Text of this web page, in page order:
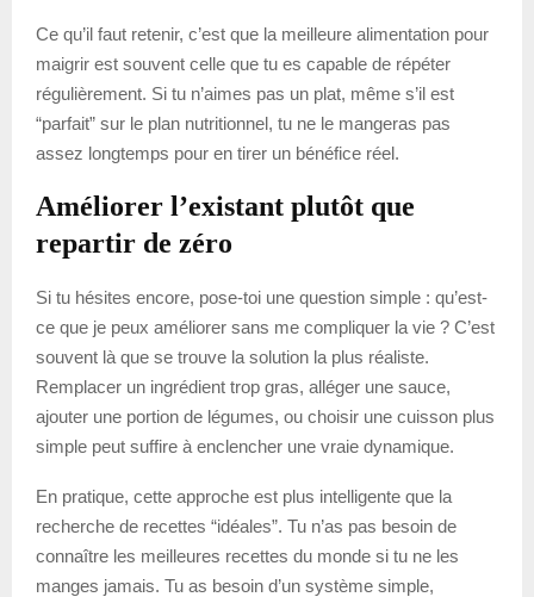
Ce qu’il faut retenir, c’est que la meilleure alimentation pour
maigrir est souvent celle que tu es capable de répéter
régulièrement. Si tu n’aimes pas un plat, même s’il est
“parfait” sur le plan nutritionnel, tu ne le mangeras pas
assez longtemps pour en tirer un bénéfice réel.
Améliorer l’existant plutôt que
repartir de zéro
Si tu hésites encore, pose-toi une question simple : qu’est-
ce que je peux améliorer sans me compliquer la vie ? C’est
souvent là que se trouve la solution la plus réaliste.
Remplacer un ingrédient trop gras, alléger une sauce,
ajouter une portion de légumes, ou choisir une cuisson plus
simple peut suffire à enclencher une vraie dynamique.
En pratique, cette approche est plus intelligente que la
recherche de recettes “idéales”. Tu n’as pas besoin de
connaître les meilleures recettes du monde si tu ne les
manges jamais. Tu as besoin d’un système simple,